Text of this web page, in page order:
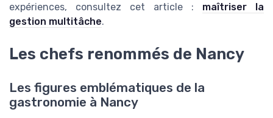
expériences, consultez cet article : maîtriser la
gestion multitâche.
Les chefs renommés de Nancy
Les figures emblématiques de la
gastronomie à Nancy